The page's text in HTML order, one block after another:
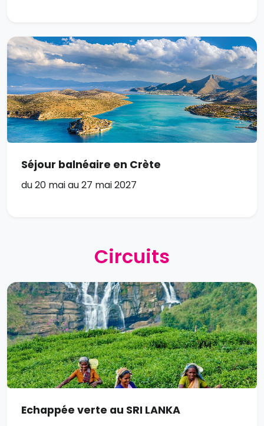
Séjour balnéaire en Crète
du 20 mai au 27 mai 2027
Circuits
Echappée verte au SRI LANKA